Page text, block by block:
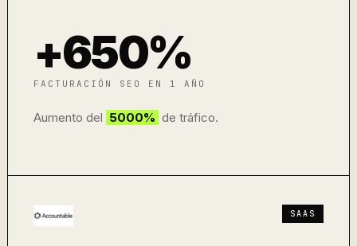
+650%
FACTURACIÓN SEO EN 1 AÑO
Aumento del 5000% de tráfico.
SAAS